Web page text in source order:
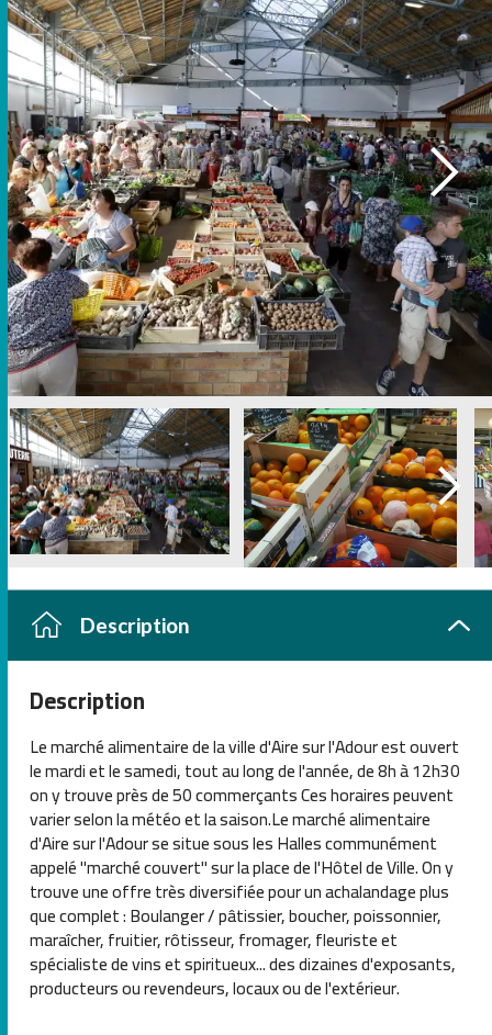
Description
Description
Le marché alimentaire de la ville d'Aire sur l'Adour est ouvert
le mardi et le samedi, tout au long de l'année, de 8h à 12h30
on y trouve près de 50 commerçants Ces horaires peuvent
varier selon la météo et la saison.Le marché alimentaire
d'Aire sur l'Adour se situe sous les Halles communément
appelé "marché couvert" sur la place de l'Hôtel de Ville. On y
trouve une offre très diversifiée pour un achalandage plus
que complet : Boulanger / pâtissier, boucher, poissonnier,
maraîcher, fruitier, rôtisseur, fromager, fleuriste et
spécialiste de vins et spiritueux... des dizaines d'exposants,
producteurs ou revendeurs, locaux ou de l'extérieur.